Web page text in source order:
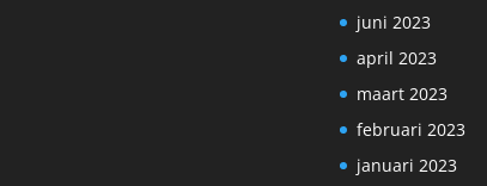
juni 2023
april 2023
maart 2023
februari 2023
januari 2023